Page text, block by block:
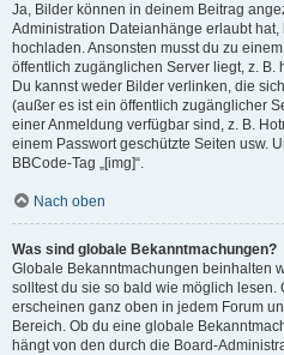
Ja, Bilder können in deinem Beitrag
Administration Dateianhänge erlaubt
hochladen. Ansonsten musst du zu
öffentlich zugänglichen Server liegt, z. B.
Du kannst weder Bilder verlinken, die
(außer es ist ein öffentlich zugänglicher
einer Anmeldung verfügbar sind, z. B.
einem Passwort geschützte Seiten usw.
BBCode-Tag „[img]“.
Nach oben
Was sind globale Bekanntmachungen?
Globale Bekanntmachungen beinhalten
solltest du sie so bald wie möglich lesen.
erscheinen ganz oben in jedem Forum
Bereich. Ob du eine globale
hängt von den durch die Board-